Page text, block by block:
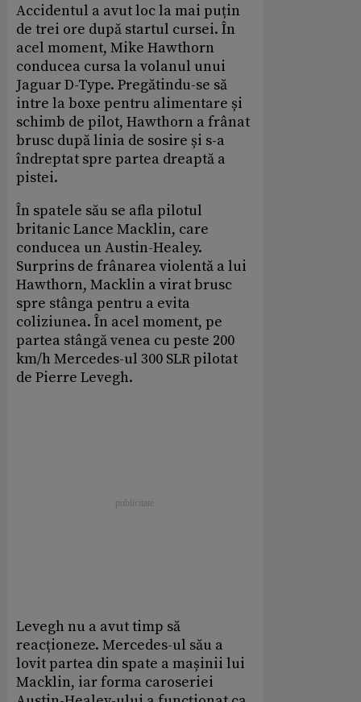
Accidentul a avut loc la mai puțin
de trei ore după startul cursei. În
acel moment, Mike Hawthorn
conducea cursa la volanul unui
Jaguar D-Type. Pregătindu-se să
intre la boxe pentru alimentare și
schimb de pilot, Hawthorn a frânat
brusc după linia de sosire și s-a
îndreptat spre partea dreaptă a
pistei.
În spatele său se afla pilotul
britanic Lance Macklin, care
conducea un Austin-Healey.
Surprins de frânarea violentă a lui
Hawthorn, Macklin a virat brusc
spre stânga pentru a evita
coliziunea. În acel moment, pe
partea stângă venea cu peste 200
km/h Mercedes-ul 300 SLR pilotat
de Pierre Levegh.
Levegh nu a avut timp să
reacționeze. Mercedes-ul său a
lovit partea din spate a mașinii lui
Macklin, iar forma caroseriei